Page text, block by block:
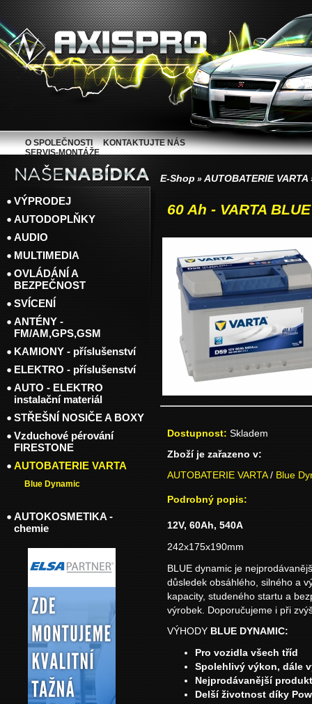
E-Shop » AUTOBATERIE VARTA
60 Ah - VARTA
Dostupnost: Skladem
Zboží je zařazeno v:
AUTOBATERIE VARTA/ Blue
Podrobný popis:
12V, 60Ah, 540A
242x175x190mm
BLUE dynamic je
důsledek obsáhlého, silného a
kapacity, studeného startu a
výrobek. Doporučujeme i při
VÝHODY BLUE DYNAMIC:
Pro vozidla všech tříd
Spolehlivý výkon, dále
Nejprodávanější
Delší životnost díky
VÝPRODEJ
AUTODOPLŇKY
AUDIO
MULTIMEDIA
OVLÁDÁNÍ A
BEZPEČNOST
SVÍCENÍ
ANTÉNY -
FM/AM,GPS,GSM
KAMIONY - příslušenství
ELEKTRO - příslušenství
AUTO - ELEKTRO
instalační materiál
STŘEŠNÍ NOSIČE A BOXY
Vzduchové pérování
FIRESTONE
AUTOBATERIE VARTA
Blue Dynamic
AUTOKOSMETIKA -
chemie
O SPOLEČNOSTI
KONTAKTUJTE NÁS
SERVIS-MONTÁŽE